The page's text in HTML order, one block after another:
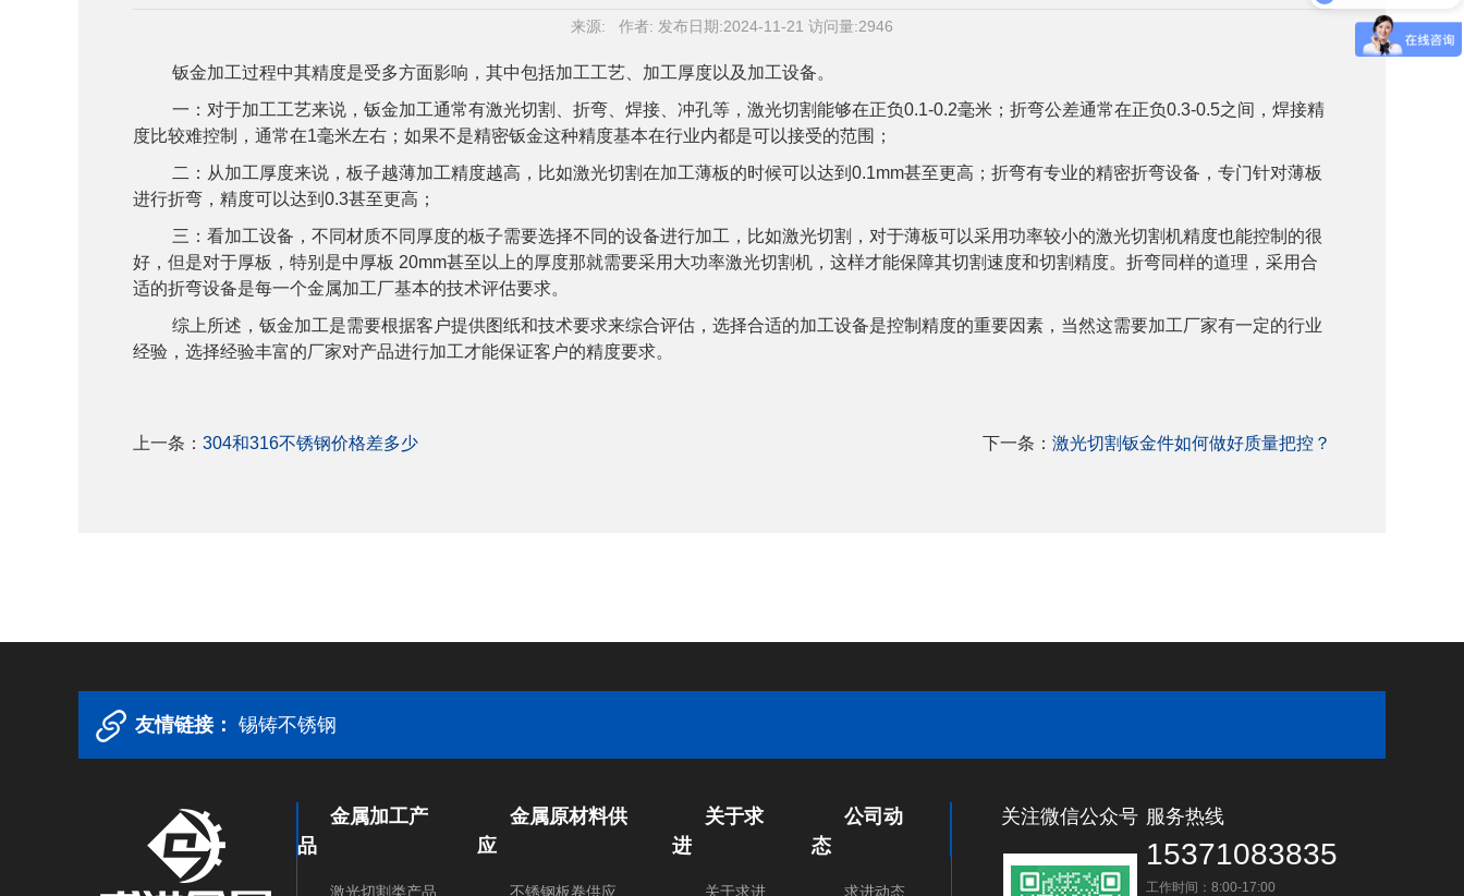
来源: 作者: 发布日期:2024-11-21 访问量:2946
钣金加工过程中其精度是受多方面影响，其中包括加工工艺、加工厚度以及加工设备。
一：对于加工工艺来说，钣金加工通常有激光切割、折弯、焊接、冲孔等，激光切割能够在正负0.1-0.2毫米；折弯公差通常在正负0.3-0.5之间，焊接精
度比较难控制，通常在1毫米左右；如果不是精密钣金这种精度基本在行业内都是可以接受的范围；
二：从加工厚度来说，板子越薄加工精度越高，比如激光切割在加工薄板的时候可以达到0.1mm甚至更高；折弯有专业的精密折弯设备，专门针对薄板
进行折弯，精度可以达到0.3甚至更高；
三：看加工设备，不同材质不同厚度的板子需要选择不同的设备进行加工，比如激光切割，对于薄板可以采用功率较小的激光切割机精度也能控制的很
好，但是对于厚板，特别是中厚板 20mm甚至以上的厚度那就需要采用大功率激光切割机，这样才能保障其切割速度和切割精度。折弯同样的道理，采用合
适的折弯设备是每一个金属加工厂基本的技术评估要求。
综上所述，钣金加工是需要根据客户提供图纸和技术要求来综合评估，选择合适的加工设备是控制精度的重要因素，当然这需要加工厂家有一定的行业
经验，选择经验丰富的厂家对产品进行加工才能保证客户的精度要求。
上一条： 304和316不锈钢价格差多少 下一条： 激光切割钣金件如何做好质量把控？
友情链接： 锡铸不锈钢
金属加工产
品
激光切割类产品
金属原材料供
应
不锈钢板卷供应
关于求
进
关于求进
公司动
态
求进动态
关注微信公众号 服务热线
15371083835
工作时间：8:00-17:00